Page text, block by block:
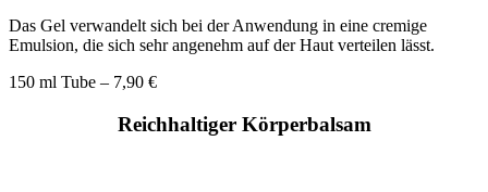
Das Gel verwandelt sich bei der Anwendung in eine cremige
Emulsion, die sich sehr angenehm auf der Haut verteilen lässt.
150 ml Tube – 7,90 €
Reichhaltiger Körperbalsam